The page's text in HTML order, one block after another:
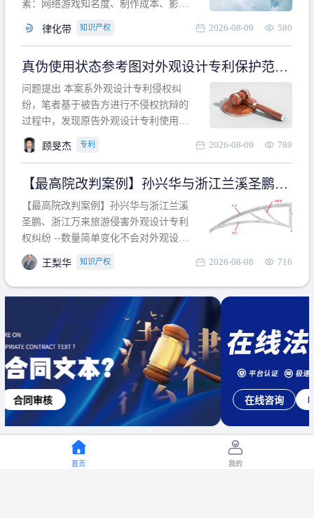
素：网络游戏知名度、制作成本、影响
利角度因素：被诉侵权游戏销售数量、
人数、活跃人数、市场占用率；（3）被
告主观因素：被告的主观恶意、是否明
知或应知、是否有
律化带 知识产权 2026-08-09 580
真伪使用状态参考图对外观设计专利保护范围
的影响
问题提出 本案系外观设计专利侵权纠
纷，笔者基于被告方进行不侵权抗辩的
过程中，发现原告外观设计专利使用状
态参考图中的外观设计与被告涉案商品
的视觉效果存在显著区别。故就使用状
保护范围确定进行了研究，将办案体会
与研究过程记录如下： 简要结论： 笔者
提出使用状态参考图应以
顾旻杰 专利 2026-08-09 789
【最高院改判案例】孙兴华与浙江兰溪圣鹏、
浙江万来旅游侵害外观设计专利权纠纷
【最高院改判案例】孙兴华与浙江兰溪
圣鹏、浙江万来旅游侵害外观设计专利
权纠纷 --数量简单变化不会对外观设计
产生视觉影响，及现有设计抗辩与专利
无效再审改判可以执行回转 【承办律
师】 王梨华 浙江杭知桥律师事务所 【案
由】 侵害外观设计专利权纠纷 【案号索
引】 再审：最高人民法院(2019)最高法
王梨华 知识产权 2026-08-08 716
在线咨询 电话咨询
首页 我的